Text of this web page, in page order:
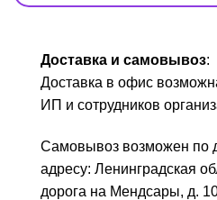
Доставка и самовывоз:
Доставка в офис
ИП и сотрудников
Самовывоз возможен по
адресу: Ленинградская
дорога на Мендсары, д.